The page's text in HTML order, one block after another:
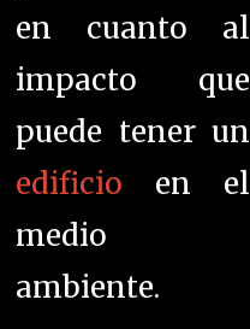
en cuanto al
impacto que
puede tener un
edificio en el
medio
ambiente.